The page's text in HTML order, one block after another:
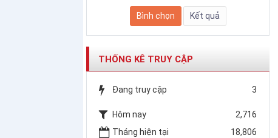
THỐNG KÊ TRUY CẬP
Đang truy cập 3
Hôm nay
2,716
Tháng hiện tại
18,806